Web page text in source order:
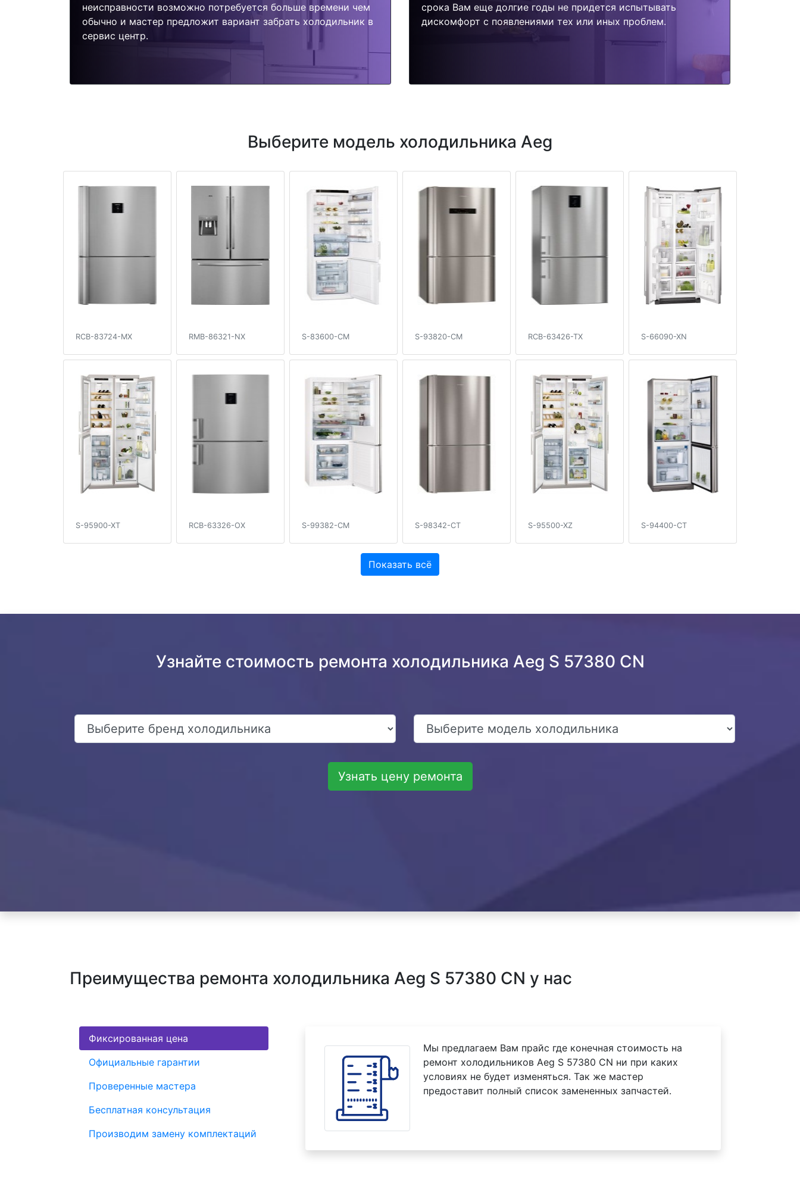
неисправности возможно потребуется больше времени чем
обычно и мастер предложит вариант забрать холодильник в
сервис центр.
срока Вам еще долгие годы не придется испытывать
дискомфорт с появлениями тех или иных проблем.
Выберите модель холодильника Aeg
RCB-83724-MX RMB-86321-NX S-83600-CM S-93820-CM RCB-63426-TX S-66090-XN
S-95900-XT RCB-63326-OX S-99382-CM S-98342-CT S-95500-XZ S-94400-CT
Показать всё
Узнайте стоимость ремонта холодильника Aeg S 57380 CN
Узнать цену ремонта
Преимущества ремонта холодильника Aeg S 57380 CN у нас
Фиксированная цена
Официальные гарантии
Проверенные мастера
Бесплатная консультация
Производим замену комплектаций
Мы предлагаем Вам прайс где конечная стоимость на
ремонт холодильников Aeg S 57380 CN ни при каких
условиях не будет изменяться. Так же мастер
предоставит полный список замененных запчастей.